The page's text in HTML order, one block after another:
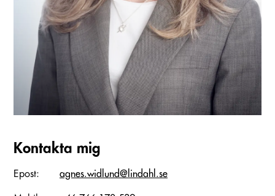
Kontakta mig
Epost: agnes.widlund@lindahl.se